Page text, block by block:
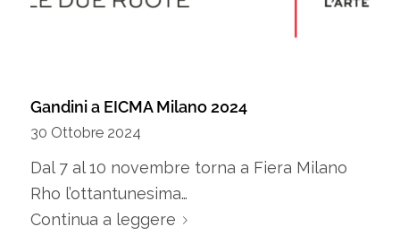
Gandini a EICMA Milano 2024
30 Ottobre 2024
Dal 7 al 10 novembre torna a Fiera Milano
Rho l’ottantunesima…
Continua a leggere